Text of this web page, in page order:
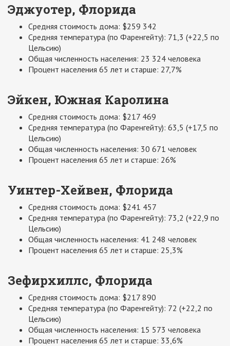
Эджуотер, Флорида
Средняя стоимость дома: $259 342
Средняя температура (по Фаренгейту): 71,3 (+22,5 по
Цельсию)
Общая численность населения: 23 324 человека
Процент населения 65 лет и старше: 27,7%
Эйкен, Южная Каролина
Средняя стоимость дома: $217 469
Средняя температура (по Фаренгейту): 63,5 (+17,5 по
Цельсию)
Общая численность населения: 30 671 человек
Процент населения 65 лет и старше: 26%
Уинтер-Хейвен, Флорида
Средняя стоимость дома: $241 457
Средняя температура (по Фаренгейту): 73,2 (+22,9 по
Цельсию)
Общая численность населения: 41 248 человек
Процент населения 65 лет и старше: 25,3%
Зефирхиллс, Флорида
Средняя стоимость дома: $217 890
Средняя температура (по Фаренгейту): 72 (+22,2 по
Цельсию)
Общая численность населения: 15 573 человека
Процент населения 65 лет и старше: 33,6%